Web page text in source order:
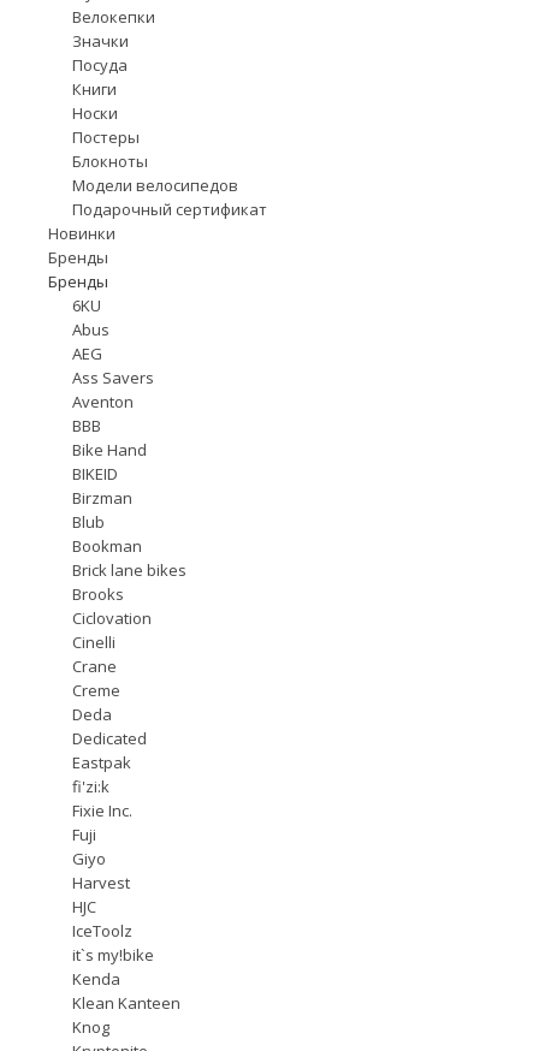
Велокепки
Значки
Посуда
Книги
Носки
Постеры
Блокноты
Модели велосипедов
Подарочный сертификат
Новинки
Бренды
Бренды
6KU
Abus
AEG
Ass Savers
Aventon
BBB
Bike Hand
BIKEID
Birzman
Blub
Bookman
Brick lane bikes
Brooks
Ciclovation
Cinelli
Crane
Creme
Deda
Dedicated
Eastpak
fi'zi:k
Fixie Inc.
Fuji
Giyo
Harvest
HJC
IceToolz
it`s my!bike
Kenda
Klean Kanteen
Knog